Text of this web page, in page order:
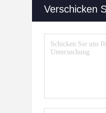
Verschicken